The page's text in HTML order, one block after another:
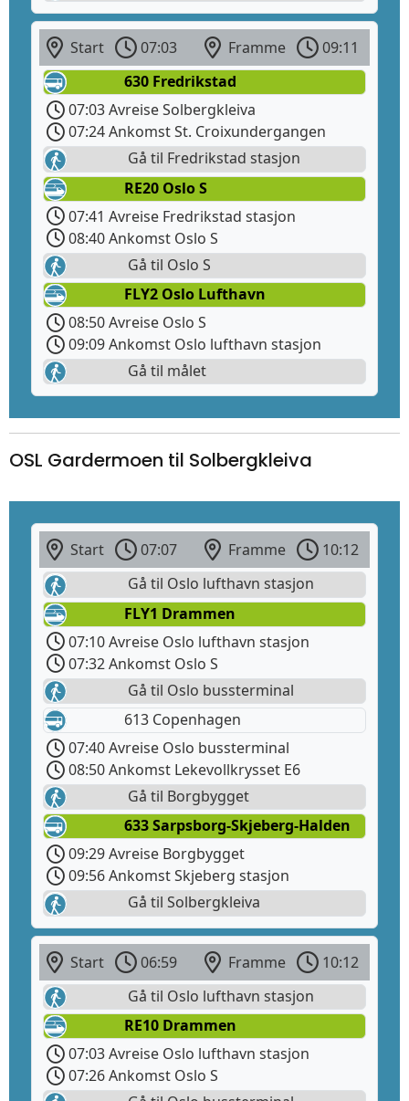
Start 07:03 Framme
09:11
630 Fredrikstad
07:03 Avreise Solbergkleiva
07:24 Ankomst St. Croixundergangen
Gå til Fredrikstad stasjon
RE20 Oslo S
07:41 Avreise Fredrikstad stasjon
08:40 Ankomst Oslo S
Gå til Oslo S
FLY2 Oslo Lufthavn
08:50 Avreise Oslo S
09:09 Ankomst Oslo lufthavn stasjon
Gå til målet
OSL Gardermoen til Solbergkleiva
Start 07:07 Framme
10:12
Gå til Oslo lufthavn stasjon
FLY1 Drammen
07:10 Avreise Oslo lufthavn stasjon
07:32 Ankomst Oslo S
Gå til Oslo bussterminal
613 Copenhagen
07:40 Avreise Oslo bussterminal
08:50 Ankomst Lekevollkrysset E6
Gå til Borgbygget
633 Sarpsborg-Skjeberg-Halden
09:29 Avreise Borgbygget
09:56 Ankomst Skjeberg stasjon
Gå til Solbergkleiva
Start 06:59 Framme
10:12
Gå til Oslo lufthavn stasjon
RE10 Drammen
07:03 Avreise Oslo lufthavn stasjon
07:26 Ankomst Oslo S